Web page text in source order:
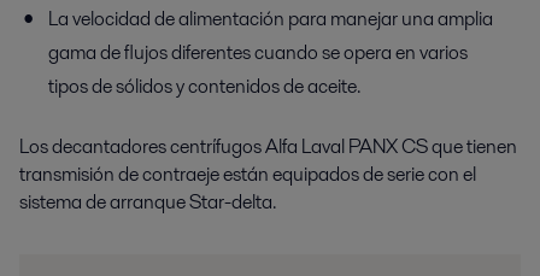
La velocidad de alimentación para manejar una amplia
gama de flujos diferentes cuando se opera en varios
tipos de sólidos y contenidos de aceite.
Los decantadores centrífugos Alfa Laval PANX CS que tienen
transmisión de contraeje están equipados de serie con el
sistema de arranque Star-delta.